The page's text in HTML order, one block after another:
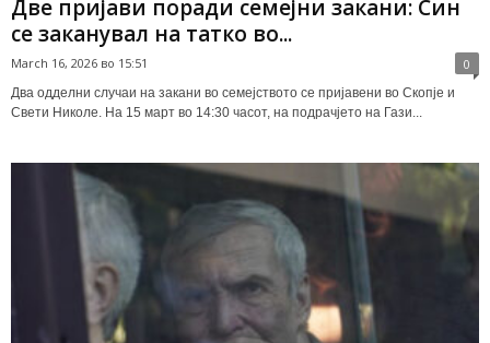
Две пријави поради семејни закани: Син
се заканувал на татко во...
March 16, 2026 во 15:51 0
Два одделни случаи на закани во семејството се пријавени во Скопје и
Свети Николе. На 15 март во 14:30 часот, на подрачјето на Гази...